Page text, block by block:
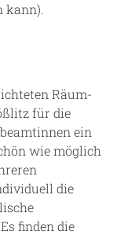
kann).
Räum-
für die
ein
wie möglich
die
finden die